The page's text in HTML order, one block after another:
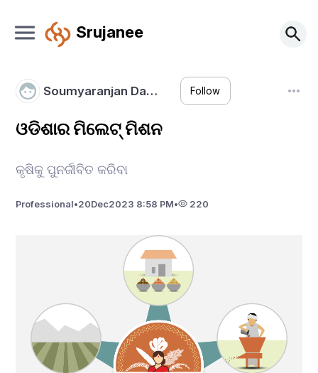
Srujanee
Soumyaranjan Da… Follow
ଓଡିଶାର ମିଲେଟ୍ ମିଶନ
କୃଷିକୁ ପୁନର୍ଜୀବିତ କରିବା
Professional•20Dec2023 8:58 PM• 220